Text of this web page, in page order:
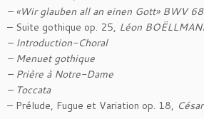
– «Wir glauben all an einen Gott» BWV
– Suite gothique op. 25, Léon
– Introduction-Choral
– Menuet gothique
– Prière à Notre-Dame
– Toccata
– Prélude, Fugue et Variation op. 18,